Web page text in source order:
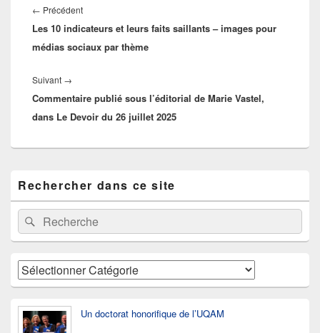
de
l’article
← PrécédentArticle
précédent :
Les 10 indicateurs et leurs faits saillants – images pour
médias sociaux par thème
Suivant →
suivant :
Commentaire publié sous l’éditorial de Marie Vastel,
dans Le Devoir du 26 juillet 2025
principale
de
widget
pour
la
latérale
Rechercher dans ce site
Recherche :Rechercher
Catégories
Un doctorat honorifique de l’UQAM